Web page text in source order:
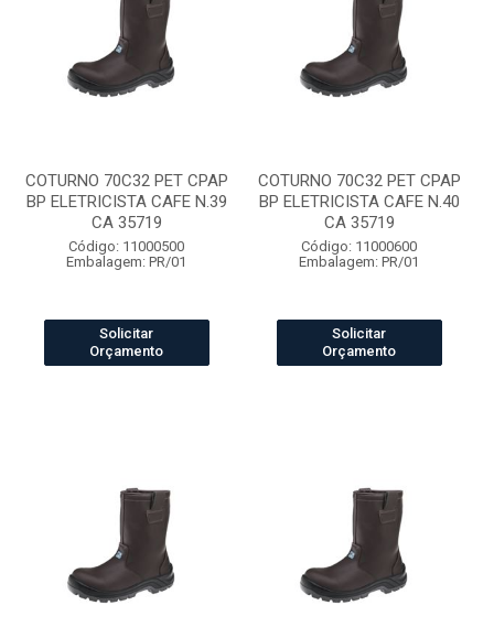
COTURNO 70C32 PET CPAP
BP ELETRICISTA CAFE N.39
CA 35719
Código: 11000500
Embalagem: PR/01
Solicitar
Orçamento
COTURNO 70C32 PET CPAP
BP ELETRICISTA CAFE N.40
CA 35719
Código: 11000600
Embalagem: PR/01
Solicitar
Orçamento